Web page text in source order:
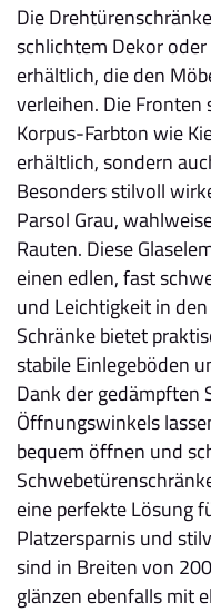
Die
schlichtem Dekor
erhältlich, die den
verleihen. Die
Korpus-Farbton wie
erhältlich, sondern
Besonders stilvoll
Parsol Grau,
Rauten. Diese
einen edlen, fast
und Leichtigkeit in
Schränke bietet
stabile Einlegeböden
Dank der gedämpften
Öffnungswinkels
bequem öffnen und
eine perfekte Lösung
Platzersparnis und
sind in Breiten von
glänzen ebenfalls mit